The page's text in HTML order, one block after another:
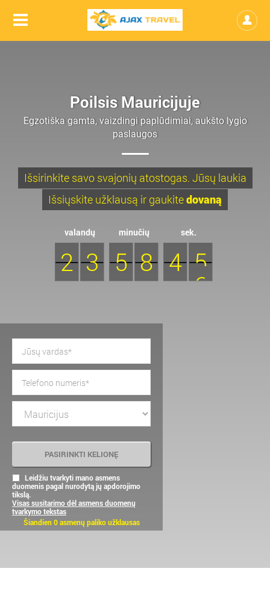
Poilsis Mauricijuje
Egzotiška gamta, vaizdingi paplūdimiai, aukšto lygio
paslaugos
Išsirinkite savo svajonių atostogas. Jūsų laukia
Išsiųskite užklausą ir gaukitedovaną
valandų
2 3
minučių
5 8
sek.
4 3
4
Leidžiu tvarkyti mano asmens
duomenis pagal nurodytą jų apdorojimo
tikslą.
Visas susitarimo dėl asmens duomenų
tvarkymo tekstas
Šiandien 0 asmenų paliko užklausas